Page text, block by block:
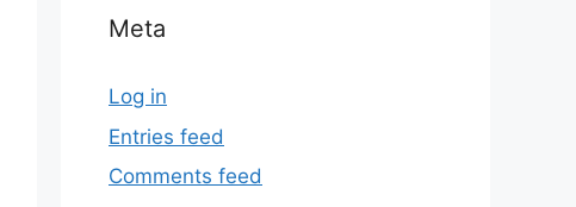
Meta
Log in
Entries feed
Comments feed